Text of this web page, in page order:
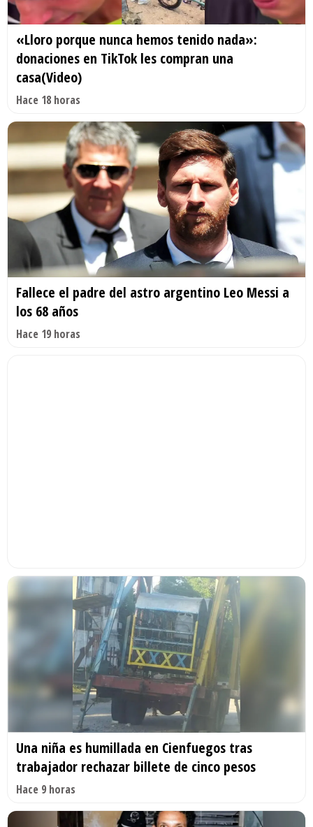
«Lloro porque nunca hemos tenido nada»:
donaciones en TikTok les compran una
casa(Video)
Hace 18 horas
Fallece el padre del astro argentino Leo Messi a
los 68 años
Hace 19 horas
Una niña es humillada en Cienfuegos tras
trabajador rechazar billete de cinco pesos
Hace 9 horas